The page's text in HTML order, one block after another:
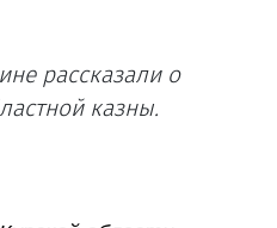
рассказали о
казны.